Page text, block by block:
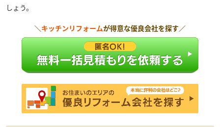
しょう。
＼ キッチンリフォームが得意な優良会社を探す／